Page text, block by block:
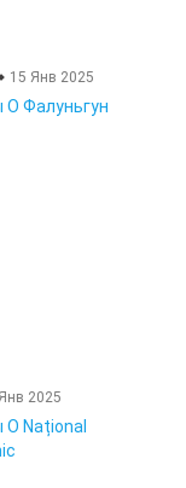
15 Янв 2025
О Фалуньгун
2025
Național